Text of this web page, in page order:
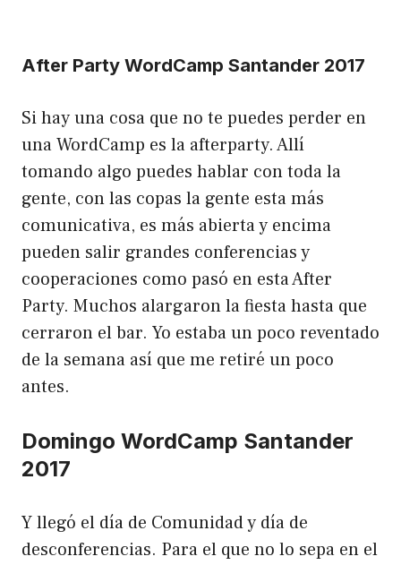
After Party WordCamp Santander 2017
Si hay una cosa que no te puedes perder en
una WordCamp es la afterparty. Allí
tomando algo puedes hablar con toda la
gente, con las copas la gente esta más
comunicativa, es más abierta y encima
pueden salir grandes conferencias y
cooperaciones como pasó en esta After
Party. Muchos alargaron la fiesta hasta que
cerraron el bar. Yo estaba un poco reventado
de la semana así que me retiré un poco
antes.
Domingo WordCamp Santander
2017
Y llegó el día de Comunidad y día de
desconferencias. Para el que no lo sepa en el